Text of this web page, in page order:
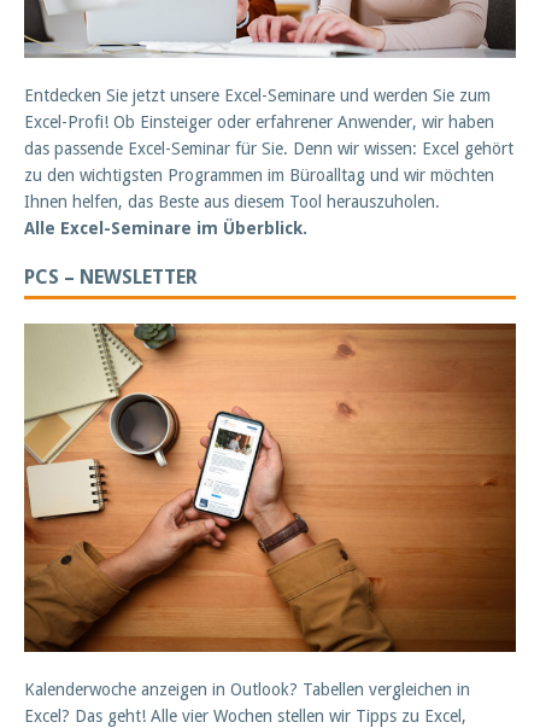
Entdecken Sie jetzt unsere Excel-Seminare und werden Sie zum
Excel-Profi! Ob Einsteiger oder erfahrener Anwender, wir haben
das passende Excel-Seminar für Sie. Denn wir wissen: Excel gehört
zu den wichtigsten Programmen im Büroalltag und wir möchten
Ihnen helfen, das Beste aus diesem Tool herauszuholen.
Alle Excel-Seminare im Überblick.
PCS – NEWSLETTER
Kalenderwoche anzeigen in Outlook? Tabellen vergleichen in
Excel? Das geht! Alle vier Wochen stellen wir Tipps zu Excel,